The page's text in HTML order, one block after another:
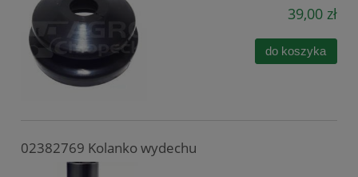
39,00 zł
do koszyka
02382769 Kolanko wydechu